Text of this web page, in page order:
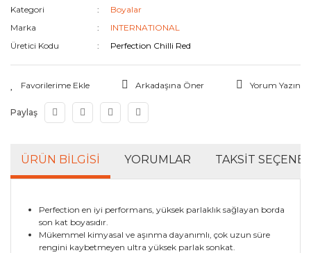
Kategori
Boyalar
Marka
INTERNATIONAL
Üretici Kodu
Perfection Chilli Red
Arkadaşına Öner Yorum Yazın
Paylaş
ÜRÜN BILGISI YORUMLAR TAKSIT
Perfection en iyi performans, yüksek parlaklık sağlayan borda
son kat boyasıdır.
Mükemmel kimyasal ve aşınma dayanımlı, çok uzun süre
rengini kaybetmeyen ultra yüksek parlak sonkat.